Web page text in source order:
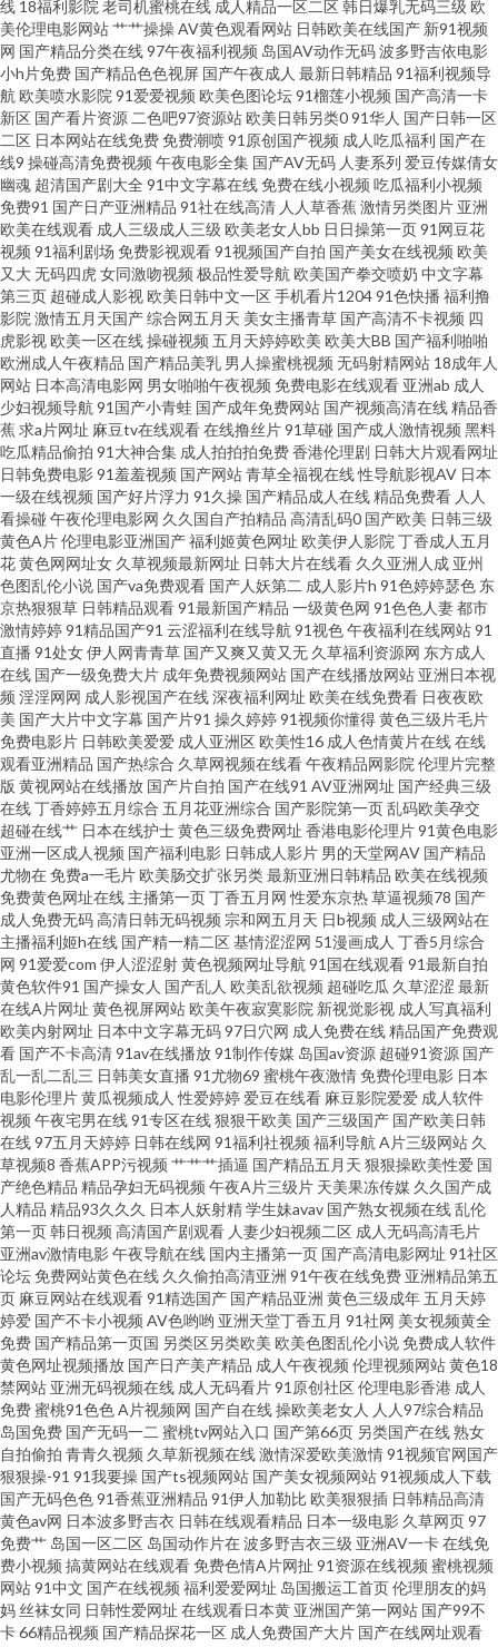
大全 91n免费在线 日韩爽片 久草福利视频蜜桃 超碰九色111 91碰在线视频
日韩在线一二 黄色91香蕉 avtt自拍 午夜激情福利 日本a级啪在线看 极品白丝
网站 草草黄色在线 亚洲一卡久173 欧美啪啪91 国产片ww 97另类高清影院 亚
州色图狠狠干 人妖最新专区 欧美国产视频 精品国产乱子伦 豆花成人社区在
线 后入黑丝高跟美女 九九有精品 国产精品第二页 Av性爱中文 中文字幕中日3
级 人人艹欧美 狼友日撸 豆花91 91抠逼 三级久久片久久草 另类综合网 蜜桃精
品一二区 国产视频网 操逼视频A 亚洲色色影院 日本肏屄毛片 久久先锋资源
福利导航第一 91夜剧场 午夜剧场第一页 欧美性爱一二三区 九一视频 国产地
址一二 91网红在线观看 亚洲影院麻豆 亚洲综合28p 日韩激情文学 内射少妇
视频 国产精品乱草 AV传媒在线播放 午夜男人精品福利 免费抖阴在线 东京热
激情影院 91欧美传媒 91黑丝高跟 亚洲ts另类 日本蜜桃91视频 极品美乳无圣
光 变态另类9 影音先锋在线三级 色五月天网站 欧美人视频 国产精品欧美专区
超碰人人操人人操 91久久 五月天色播 欧美野外性V 黑丝导航 www久久草在
线 伊人综合久久网 人妖黄色网 激情桃色五月天 超碰人人爽 超碰操人妻 97超
超碰 91传媒视频 午夜导航福利视频 日本不卡A片 久久妻天天碰电影 大香蕉
大香蕉蜜 91色蝌蚪 婷婷www 欧美性爱第三页 青青操影院 久草久爱 成人性交
免费视屏 日韩精品视频 欧美性爱天天网 欧美成人淫B网 久草免费福利在线 国
产久草免视频 韩日探花影视 黄色小视频链接 国产成色在线免费 豆花官网入
口 爱豆传媒69AV 91福利微拍 亚州午夜AV 日韩插插插色 男女上床操网站 日
韩精选av福利 欧美一二区操 久草资源福利站 黄色免费链接 国产盗摄5区 avbt
亚洲 69自拍 影音资源AV蜜桃 色悠综合网 欧美婷婷综合 欧美性疯狂 日韩免看
一级a 日本a区 人人操人人肏 久久草福利www 国产精品偷窥盗摄 超碰日本成
人 91伊人五月天 在线H版电影 91免费在线 91的美女视频 3级A毛片 91亚洲
夜色看片 影音先锋亚洲色图 亚洲色图h网 亚洲天堂狼友网 国产激情AV 激情
五月天综合网 欧日美粗 欧美日韩一级二级 久草色视频 国产网站视频 超碰97
欧美 91在线视频青 欧美偷拍 91少妇福利 综合色色综合 午夜影院啊啊 91变态
视频 91国产免费视频 91热爆分类视频 亚洲一区综合 丝袜美腿中文字幕 人人
妻人人操人人 人人97 视频福利在线看 超碰久久夜夜 超碰免费人妻 97在线视
91大神调教偷偷 亚洲福利二区 午夜性爱片 日韩啪啪在线视频 青娱乐AV首页
线 18福利影院 老司机蜜桃在线 成人精品一区二区韩日爆乳无码三级 欧
美伦理电影网站艹艹操操AV黄色观看网站 日韩欧美在线国产 新91视频
网 国产精品分类在线97午夜福利视频 岛国AV动作无码波多野吉依电影
小h片免费 国产精品色色视屏 国产午夜成人 最新日韩精品 91福利视频导
航 欧美喷水影院 91爱爱视频 欧美色图论坛91榴莲小视频 国产高清一卡
新区 国产看片资源 二色吧97资源站欧美日韩另类091华人 国产日韩一区
二区 日本网站在线免费免费潮喷91原创国产视频 成人吃瓜福利 国产在
线9 操碰高清免费视频 午夜电影全集 国产AV无码 人妻系列 爱豆传媒倩女
幽魂 超清国产剧大全 91中文字幕在线免费在线小视频 吃瓜福利小视频
免费91 国产日产亚洲精品 91社在线高清 人人草香蕉激情另类图片 亚洲
欧美在线观看 成人三级成人三级 欧美老女人bb 日日操第一页91网豆花
视频 91福利剧场 免费影视观看91视频国产自拍 国产美女在线视频 欧美
又大 无码四虎女同激吻视频 极品性爱导航 欧美国产拳交喷奶 中文字幕
第三页 超碰成人影视欧美日韩中文一区手机看片120491色快播 福利撸
影院 激情五月天国产综合网五月天 美女主播青草 国产高清不卡视频 四
虎影视欧美一区在线操碰视频 五月天婷婷欧美 欧美大BB 国产福利啪啪
欧洲成人午夜精品 国产精品美乳 男人操蜜桃视频 无码射精网站 18成年人
网站 日本高清电影网 男女啪啪午夜视频 免费电影在线观看 亚洲ab 成人
少妇视频导航 91国产小青蛙 国产成年免费网站 国产视频高清在线精品香
蕉求a片网址 麻豆tv在线观看在线撸丝片91草碰 国产成人激情视频 黑料
吃瓜精品偷拍 91大神合集 成人拍拍拍免费香港伦理剧 日韩大片观看网址
日韩免费电影91羞羞视频 国产网站青草全福视在线性导航影视AV 日本
一级在线视频 国产好片浮力 91久操 国产精品成人在线精品免费看 人人
看操碰 午夜伦理电影网 久久国自产拍精品 高清乱码0 国产欧美 日韩三级
黄色A片伦理电影亚洲国产福利姬黄色网址 欧美伊人影院 丁香成人五月
花黄色网网址女 久草视频最新网址 日韩大片在线看 久久亚洲人成 亚州
色图乱伦小说 国产va免费观看 国产人妖第二 成人影片h 91色婷婷瑟色 东
京热狠狠草 日韩精品观看91最新国产精品 一级黄色网 91色色人妻都市
激情婷婷91精品国产91 云涩福利在线导航 91视色午夜福利在线网站91
直播 91处女伊人网青青草 国产又爽又黄又无 久草福利资源网 东方成人
在线 国产一级免费大片 成年免费视频网站 国产在线播放网站 亚洲日本视
频 淫淫网网 成人影视国产在线深夜福利网址 欧美在线免费看 日夜夜欧
美 国产大片中文字幕 国产片91 操久婷婷91视频你懂得黄色三级片毛片
免费电影片 日韩欧美爱爱 成人亚洲区欧美性16 成人色情黄片在线在线
观看亚洲精品 国产热综合 久草网视频在线看午夜精品网影院 伦理片完整
版 黄视网站在线播放 国产片自拍 国产在线91 AV亚洲网址 国产经典三级
在线丁香婷婷五月综合 五月花亚洲综合 国产影院第一页乱码欧美孕交
超碰在线艹 日本在线护士黄色三级免费网址 香港电影伦理片91黄色电影
亚洲一区成人视频 国产福利电影 日韩成人影片 男的天堂网AV 国产精品
尤物在免费a一毛片欧美肠交扩张另类最新亚洲日韩精品 欧美在线视频
免费黄色网址在线 主播第一页丁香五月网 性爱东京热草逼视频78 国产
成人免费无码高清日韩无码视频 宗和网五月天 日b视频 成人三级网站在
主播福利姬h在线 国产精一精二区基情涩涩网 51漫画成人 丁香5月综合
网 91爱爱com 伊人涩涩射黄色视频网址导航 91国在线观看91最新自拍
黄色软件91 国产操女人 国产乱人 欧美乱欲视频 超碰吃瓜 久草涩涩 最新
在线A片网址 黄色视屏网站欧美午夜寂寞影院 新视觉影视 成人写真福利
欧美内射网址 日本中文字幕无码97日穴网 成人免费在线精品国产免费观
看 国产不卡高清91av在线播放91制作传媒 岛国av资源 超碰91资源 国产
乱一乱二乱三 日韩美女直播 91尤物69 蜜桃午夜激情免费伦理电影 日本
电影伦理片黄瓜视频成人 性爱婷婷 爱豆在线看 麻豆影院爱爱 成人软件
视频 午夜宅男在线91专区在线狠狠干欧美 国产三级国产 国产欧美日韩
在线97五月天婷婷 日韩在线网 91福利社视频 福利导航 A片三级网站 久
草视频8 香蕉APP污视频 艹艹艹插逼 国产精品五月天 狠狠操欧美性爱 国
产绝色精品 精品孕妇无码视频 午夜A片三级片 天美果冻传媒 久久国产成
人精品 精品93久久久 日本人妖射精学生妹avav 国产熟女视频在线乱伦
第一页韩日视频 高清国产剧观看 人妻少妇视频二区 成人无码高清毛片
亚洲av激情电影午夜导航在线 国内主播第一页 国产高清电影网址 91社区
论坛免费网站黄色在线 久久偷拍高清亚洲 91午夜在线免费 亚洲精品第五
页 麻豆网站在线观看91精选国产 国产精品亚洲 黄色三级成年 五月天婷
婷爱 国产不卡小视频 AV色哟哟 亚洲天堂丁香五月 91社网 美女视频黄全
免费 国产精品第一页国 另类区另类欧美 欧美色图乱伦小说免费成人软件
黄色网址视频播放 国产日产美产精品 成人午夜视频 伦理视频网站黄色18
禁网站 亚洲无码视频在线 成人无码看片91原创社区伦理电影香港 成人
免费蜜桃91色色A片视频网 国产自在线操欧美老女人 人人97综合精品
岛国免费 国产无码一二 蜜桃tv网站入口 国产第66页 另类国产在线熟女
自拍偷拍 青青久视频 久草新视频在线激情深爱欧美激情91视频官网国产
狠狠操-91 91我要操 国产ts视频网站 国产美女视频网站91视频成人下载
国产无码色色91香蕉亚洲精品 91伊人加勒比 欧美狠狠插 日韩精品高清
黄色av网 日本波多野吉衣 日韩在线观看精品 日本一级电影 久草网页97
免费艹 岛国一区二区 岛国动作片在波多野吉衣三级 亚洲AV一卡在线免
费小视频 搞黄网站在线观看免费色情A片网扯 91资源在线视频 蜜桃视频
网站91中文 国产在线视频 福利爱爱网址 岛国搬运工首页伦理朋友的妈
妈 丝袜女同 日韩性爱网址 在线观看日本黄 亚洲国产第一网站 国产99不
卡66精品视频 国产精品探花一区 成人免费国产大片 国产在线网址观看